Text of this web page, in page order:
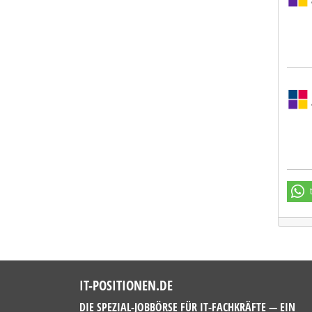
IT-POSITIONEN.DE
DIE SPEZIAL-JOBBÖRSE FÜR IT-FACHKRÄFTE — EIN